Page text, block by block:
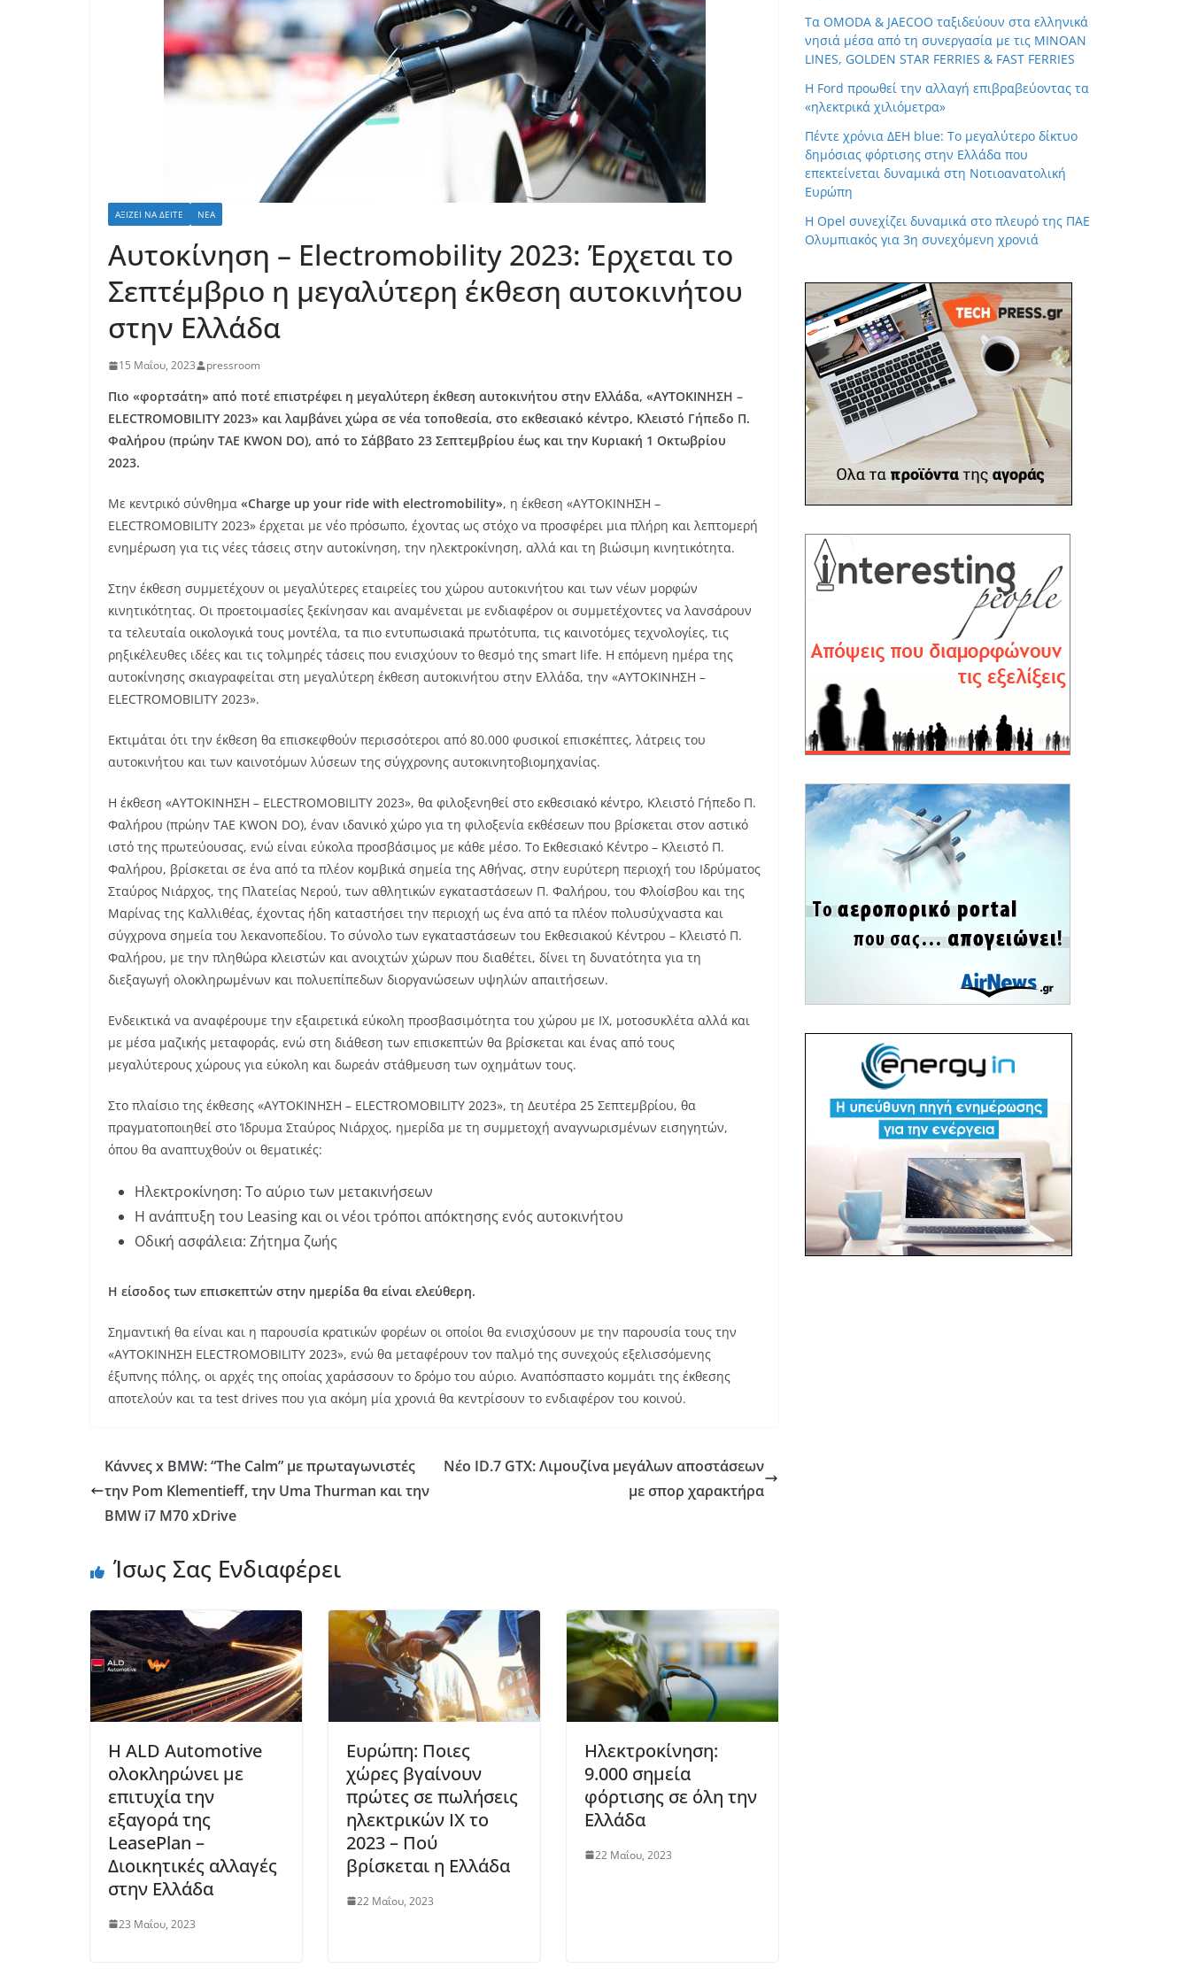
ΑΞΊΖΕΙ ΝΑ ΔΕΊΤΕ ΝΈΑ
Αυτοκίνηση – Electromobility 2023: Έρχεται το
Σεπτέμβριο η μεγαλύτερη έκθεση αυτοκινήτου
στην Ελλάδα
15 Μαΐου, 2023 pressroom
Πιο «φορτσάτη» από ποτέ επιστρέφει η μεγαλύτερη έκθεση αυτοκινήτου στην Ελλάδα, «ΑΥΤΟΚΙΝΗΣΗ –
ELECTROMOBILITY 2023» και λαμβάνει χώρα σε νέα τοποθεσία, στο εκθεσιακό κέντρο, Κλειστό Γήπεδο Π.
Φαλήρου (πρώην TAE KWON DO), από το Σάββατο 23 Σεπτεμβρίου έως και την Κυριακή 1 Οκτωβρίου
2023.
Με κεντρικό σύνθημα «Charge up your ride with electromobility», η έκθεση «ΑΥΤΟΚΙΝΗΣΗ –
ELECTROMOBILITY 2023» έρχεται με νέο πρόσωπο, έχοντας ως στόχο να προσφέρει μια πλήρη και λεπτομερή
ενημέρωση για τις νέες τάσεις στην αυτοκίνηση, την ηλεκτροκίνηση, αλλά και τη βιώσιμη κινητικότητα.
Στην έκθεση συμμετέχουν οι μεγαλύτερες εταιρείες του χώρου αυτοκινήτου και των νέων μορφών
κινητικότητας. Οι προετοιμασίες ξεκίνησαν και αναμένεται με ενδιαφέρον οι συμμετέχοντες να λανσάρουν
τα τελευταία οικολογικά τους μοντέλα, τα πιο εντυπωσιακά πρωτότυπα, τις καινοτόμες τεχνολογίες, τις
ρηξικέλευθες ιδέες και τις τολμηρές τάσεις που ενισχύουν το θεσμό της smart life. Η επόμενη ημέρα της
αυτοκίνησης σκιαγραφείται στη μεγαλύτερη έκθεση αυτοκινήτου στην Ελλάδα, την «ΑΥΤΟΚΙΝΗΣΗ –
ELECTROMOBILITY 2023».
Εκτιμάται ότι την έκθεση θα επισκεφθούν περισσότεροι από 80.000 φυσικοί επισκέπτες, λάτρεις του
αυτοκινήτου και των καινοτόμων λύσεων της σύγχρονης αυτοκινητοβιομηχανίας.
Η έκθεση «ΑΥΤΟΚΙΝΗΣΗ – ELECTROMOBILITY 2023», θα φιλοξενηθεί στο εκθεσιακό κέντρο, Κλειστό Γήπεδο Π.
Φαλήρου (πρώην TAE KWON DO), έναν ιδανικό χώρο για τη φιλοξενία εκθέσεων που βρίσκεται στον αστικό
ιστό της πρωτεύουσας, ενώ είναι εύκολα προσβάσιμος με κάθε μέσο. Το Εκθεσιακό Κέντρο – Κλειστό Π.
Φαλήρου, βρίσκεται σε ένα από τα πλέον κομβικά σημεία της Αθήνας, στην ευρύτερη περιοχή του Ιδρύματος
Σταύρος Νιάρχος, της Πλατείας Νερού, των αθλητικών εγκαταστάσεων Π. Φαλήρου, του Φλοίσβου και της
Μαρίνας της Καλλιθέας, έχοντας ήδη καταστήσει την περιοχή ως ένα από τα πλέον πολυσύχναστα και
σύγχρονα σημεία του λεκανοπεδίου. Το σύνολο των εγκαταστάσεων του Εκθεσιακού Κέντρου – Κλειστό Π.
Φαλήρου, με την πληθώρα κλειστών και ανοιχτών χώρων που διαθέτει, δίνει τη δυνατότητα για τη
διεξαγωγή ολοκληρωμένων και πολυεπίπεδων διοργανώσεων υψηλών απαιτήσεων.
Ενδεικτικά να αναφέρουμε την εξαιρετικά εύκολη προσβασιμότητα του χώρου με ΙΧ, μοτοσυκλέτα αλλά και
με μέσα μαζικής μεταφοράς, ενώ στη διάθεση των επισκεπτών θα βρίσκεται και ένας από τους
μεγαλύτερους χώρους για εύκολη και δωρεάν στάθμευση των οχημάτων τους.
Στο πλαίσιο της έκθεσης «ΑΥΤΟΚΙΝΗΣΗ – ELECTROMOBILITY 2023», τη Δευτέρα 25 Σεπτεμβρίου, θα
πραγματοποιηθεί στο Ίδρυμα Σταύρος Νιάρχος, ημερίδα με τη συμμετοχή αναγνωρισμένων εισηγητών,
όπου θα αναπτυχθούν οι θεματικές:
Ηλεκτροκίνηση: Το αύριο των μετακινήσεων
Η ανάπτυξη του Leasing και οι νέοι τρόποι απόκτησης ενός αυτοκινήτου
Οδική ασφάλεια: Ζήτημα ζωής
Η είσοδος των επισκεπτών στην ημερίδα θα είναι ελεύθερη.
Σημαντική θα είναι και η παρουσία κρατικών φορέων οι οποίοι θα ενισχύσουν με την παρουσία τους την
«ΑΥΤΟΚΙΝΗΣΗ ELECTROMOBILITY 2023», ενώ θα μεταφέρουν τον παλμό της συνεχούς εξελισσόμενης
έξυπνης πόλης, οι αρχές της οποίας χαράσσουν το δρόμο του αύριο. Αναπόσπαστο κομμάτι της έκθεσης
αποτελούν και τα test drives που για ακόμη μία χρονιά θα κεντρίσουν το ενδιαφέρον του κοινού.
Κάννες x BMW: “The Calm” με πρωταγωνιστές
την Pom Klementieff, την Uma Thurman και την
BMW i7 M70 xDrive
Νέο ID.7 GTX: Λιμουζίνα μεγάλων αποστάσεων
με σπορ χαρακτήρα
Ίσως Σας Ενδιαφέρει
Η ALD Automotive
ολοκληρώνει με
επιτυχία την
εξαγορά της
LeasePlan –
Διοικητικές αλλαγές
στην Ελλάδα
23 Μαΐου, 2023
Ευρώπη: Ποιες
χώρες βγαίνουν
πρώτες σε πωλήσεις
ηλεκτρικών ΙΧ το
2023 – Πού
βρίσκεται η Ελλάδα
22 Μαΐου, 2023
Ηλεκτροκίνηση:
9.000 σημεία
φόρτισης σε όλη την
Ελλάδα
22 Μαΐου, 2023
Τα OMODA & JAECOO ταξιδεύουν στα ελληνικά
νησιά μέσα από τη συνεργασία με τις MINOAN
LINES, GOLDEN STAR FERRIES & FAST FERRIES
Η Ford προωθεί την αλλαγή επιβραβεύοντας τα
«ηλεκτρικά χιλιόμετρα»
Πέντε χρόνια ΔΕΗ blue: Το μεγαλύτερο δίκτυο
δημόσιας φόρτισης στην Ελλάδα που
επεκτείνεται δυναμικά στη Νοτιοανατολική
Ευρώπη
Η Opel συνεχίζει δυναμικά στο πλευρό της ΠΑΕ
Ολυμπιακός για 3η συνεχόμενη χρονιά